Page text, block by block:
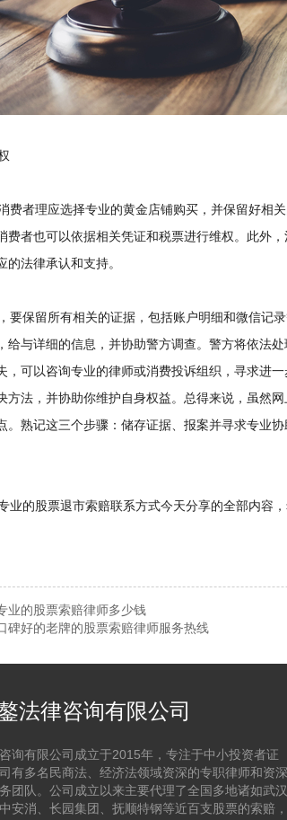
者理应选择专业的黄金店铺购买，并保留好相
费者也可以依据相关凭证和税票进行维权。此外
的法律承认和支持。
保留所有相关的证据，包括账户明细和微信记
给与详细的信息，并协助警方调查。警方将依法
，可以咨询专业的律师或消费投诉组织，寻求进
方法，并协助你维护自身权益。总得来说，虽然
。熟记这三个步骤：储存证据、报案并寻求专业
的股票退市索赔联系方式今天分享的全部内容
业的股票索赔律师多少钱
碑好的老牌的股票索赔律师服务热线
法律咨询有限公司
询有限公司成立于2015年，专注于中小投资者证
有多名民商法、经济法领域资深的专职律师和资深
团队。公司成立以来主要代理了全国多地诸如武汉
安消、长园集团、抚顺特钢等近百支股票的索赔，